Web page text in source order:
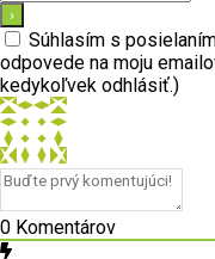
Súhlasím s
odpovede na moju
kedykoľvek odhlásiť.)
0 Komentárov